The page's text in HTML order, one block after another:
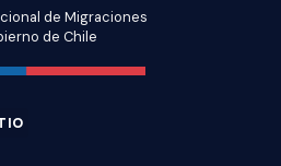
de Migraciones
de Chile